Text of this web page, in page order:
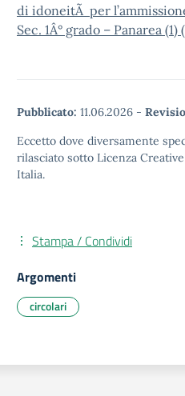
di idoneitÃ per
Sec. 1Â° grado – Panarea (1)
Pubblicato: 11.06.2026 -
Eccetto dove diversamente
rilasciato sotto Licenza
Italia.
Stampa / Condividi
Argomenti
circolari